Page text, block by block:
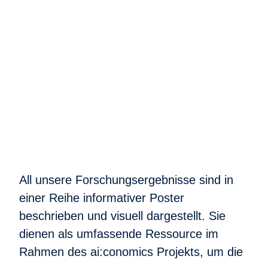
All unsere Forschungsergebnisse sind in
einer Reihe informativer Poster
beschrieben und visuell dargestellt. Sie
dienen als umfassende Ressource im
Rahmen des ai:conomics Projekts, um die